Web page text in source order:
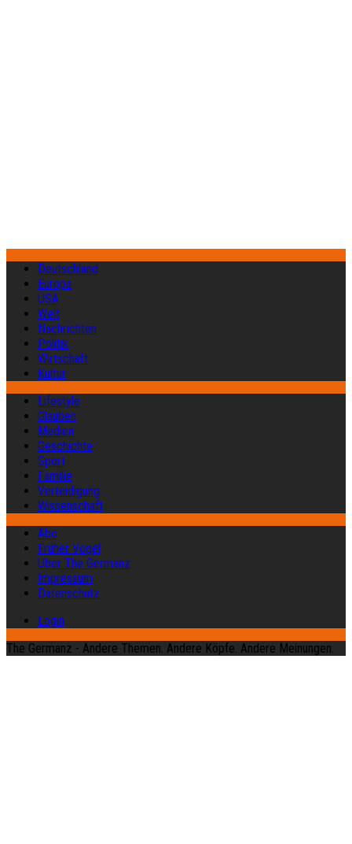
Deutschland
Europa
USA
Welt
Nachrichten
Politik
Wirtschaft
Kultur
Lifestyle
Glauben
Medien
Geschichte
Sport
Familie
Verteidigung
Wissenschaft
Abo
Früher Vogel
Über The Germanz
Impressum
Datenschutz
Login
The Germanz - Andere Themen. Andere Köpfe. Andere Meinungen.